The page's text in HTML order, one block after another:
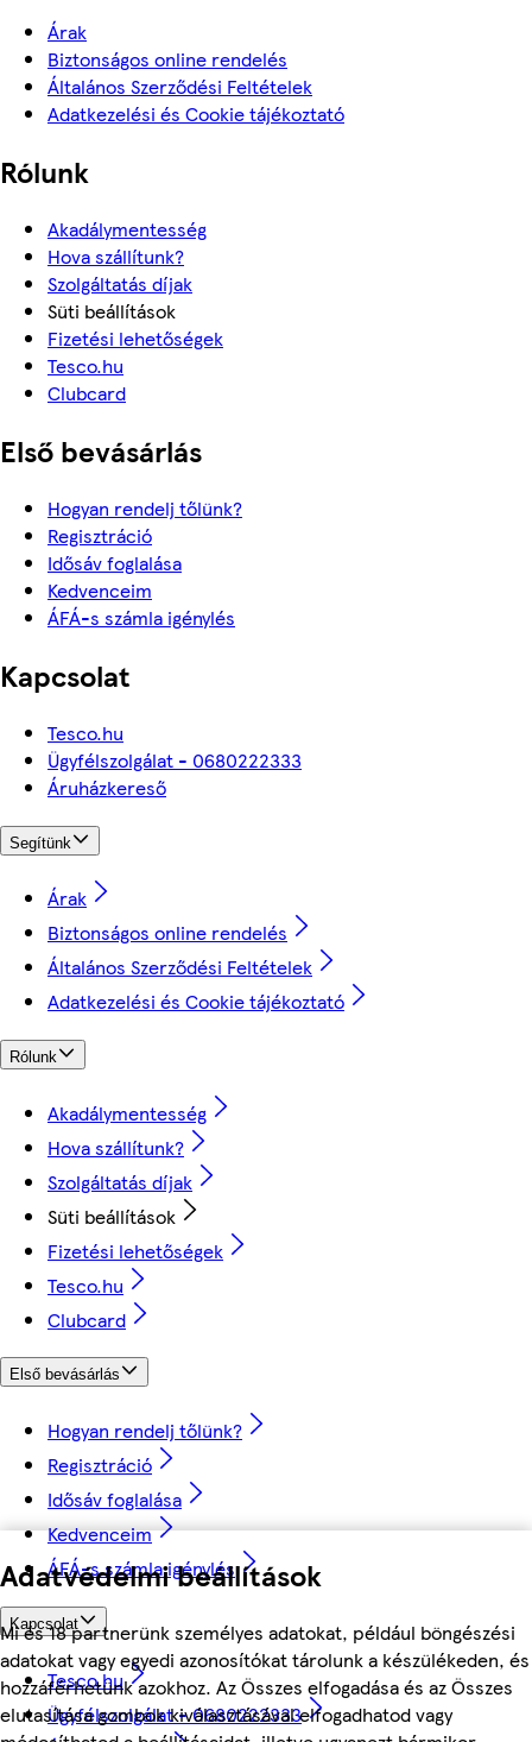
Adatvédelmi beállítások
Mi és 18 partnerünk személyes adatokat, például böngészési
adatokat vagy egyedi azonosítókat tárolunk a készülékeden, és
hozzáférhetünk azokhoz. Az Összes elfogadása és az Összes
elutasítása gombok kiválasztásával elfogadhatod vagy
Árak
Biztonságos online rendelés
Általános Szerződési Feltételek
Adatkezelési és Cookie tájékoztató
Rólunk
Akadálymentesség
Hova szállítunk?
Szolgáltatás díjak
Süti beállítások
Fizetési lehetőségek
Tesco.hu
Clubcard
Első bevásárlás
Hogyan rendelj tőlünk?
Regisztráció
Idősáv foglalása
Kedvenceim
ÁFÁ-s számla igénylés
Kapcsolat
Tesco.hu
Ügyfélszolgálat - 0680222333
Áruházkereső
Segítünk
Árak
Biztonságos online rendelés
Általános Szerződési Feltételek
Adatkezelési és Cookie tájékoztató
Rólunk
Akadálymentesség
Hova szállítunk?
Szolgáltatás díjak
Süti beállítások
Fizetési lehetőségek
Tesco.hu
Clubcard
Első bevásárlás
Hogyan rendelj tőlünk?
Regisztráció
Idősáv foglalása
Kedvenceim
ÁFÁ-s számla igénylés
Kapcsolat
Tesco.hu
Ügyfélszolgálat - 0680222333